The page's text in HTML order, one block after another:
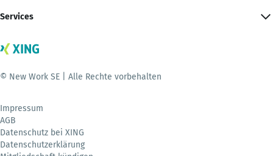
Services
© New Work SE | Alle Rechte vorbehalten
Impressum
AGB
Datenschutz bei XING
Datenschutzerklärung